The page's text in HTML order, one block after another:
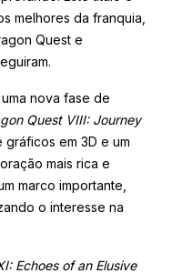
melhores da franquia,
Quest e
nova fase de
Quest VIII: Journey
gráficos em 3D e um
mais rica e
marco importante,
o interesse na
Echoes of an Elusive